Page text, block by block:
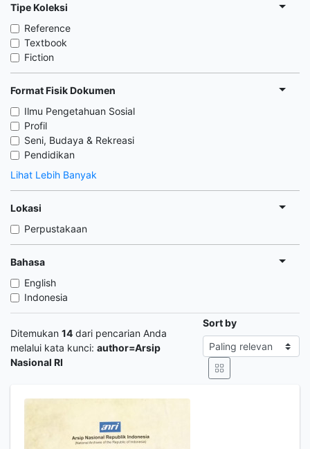
Tipe Koleksi
Reference
Textbook
Fiction
Format Fisik Dokumen
Ilmu Pengetahuan Sosial
Profil
Seni, Budaya & Rekreasi
Pendidikan
Lihat Lebih Banyak
Lokasi
Perpustakaan
Bahasa
English
Indonesia
Ditemukan 14 dari pencarian Anda
melalui kata kunci: author=Arsip
Nasional RI
Sort by